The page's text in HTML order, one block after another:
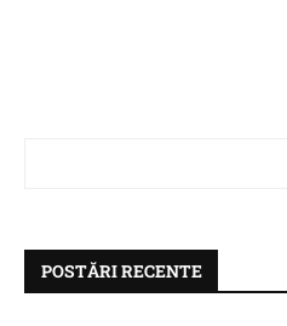
POSTĂRI RECENTE